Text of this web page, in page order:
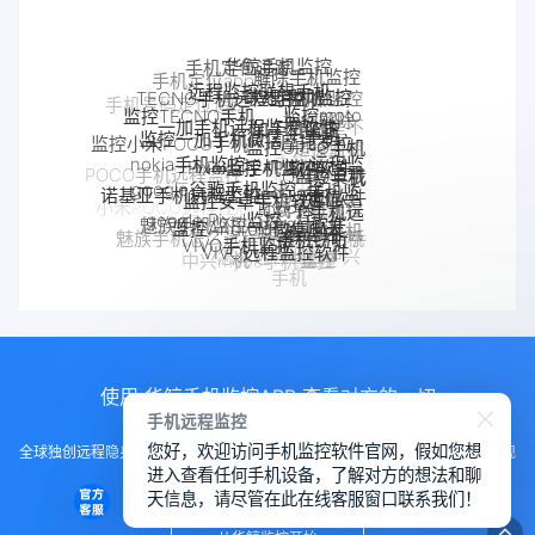
手机是不
是被监控
了
手机被别人
监控了怎么
解除
如何解除
手机被监
控
手机反
监控
苹果手机怎么监控另
一台手机
监控iPhone微信聊天
iPhone监控软件
iPhone苹果手机监控
小米POCO远程控制
POCO手机远程监控
监控小米POCO手机
监控TECNO手机
TECNO手机远程监控
远程监控联想手机
联想手机监控
监控moto
手机
摩托罗拉
moto远程监
控
监控真我
手机软件
真我手机远程
监控别人手机
realme手机
监控
怎么远程监控中兴
手机
中兴myos手机监控
魅族手机怎么远程监控另一台手
机
魅族手机监控
诺基亚手机远程监控
nokia手机监控
监控一加手机微信
一加手机远程监控软件
一加手机监控
监控OPPO手机
软件
OPPO手机
定位
OPPO手机远
程监控
手机窃听
VIVO远程监控软件
VIVO手机监控
google Pixel监控
google谷歌手机监控
Pixel监控APP
Pixel手机监控软件
google手机监
控
Android软件
监控Android微信聊天
监控安卓手机软件
使用 华鲸手机监控APP 查看对方的一切
全球独创远程隐身运行监控手机，不用经过对方同意安装，100%不让对方发现
知道
手机远程监控
您好，欢迎访问手机监控软件官网，假如您想
进入查看任何手机设备，了解对方的想法和聊
天信息，请尽管在此在线客服窗口联系我们！